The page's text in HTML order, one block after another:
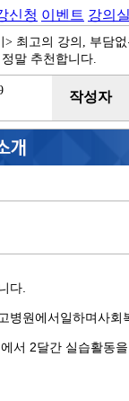
신청 이벤트 강의실
> 최고의 강의, 부담
말 추천합니다.
작성자
다.
병원에서일하며사
서 2달간 실습활동